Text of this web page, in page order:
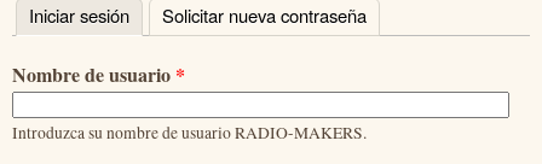
Solapas principales
Iniciar sesión (solapa activa)
Solicitar nueva contraseña
Nombre de usuario *
Introduzca su nombre de usuario RADIO-MAKERS.